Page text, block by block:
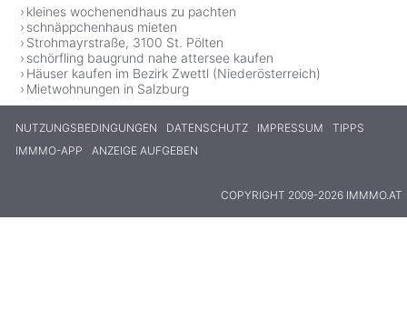
kleines wochenendhaus zu pachten
schnäppchenhaus mieten
Strohmayrstraße, 3100 St. Pölten
schörfling baugrund nahe attersee kaufen
Häuser kaufen im Bezirk Zwettl (Niederösterreich)
Mietwohnungen in Salzburg
NUTZUNGSBEDINGUNGEN DATENSCHUTZ IMPRESSUM
TIPPS
IMMMO-APP
ANZEIGE AUFGEBEN
COPYRIGHT 2009-2026 IMMMO.AT